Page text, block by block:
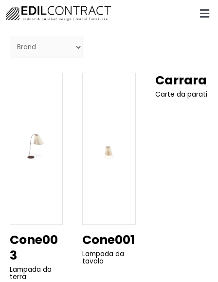
Cone00
3
Lampada da
terra
Cone001
Lampada da
tavolo
Carrara
Carte da parati